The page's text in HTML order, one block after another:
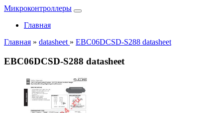
Микроконтроллеры
Главная
Главная » datasheet » EBC06DCSD-S288 datasheet
EBC06DCSD-S288 datasheet